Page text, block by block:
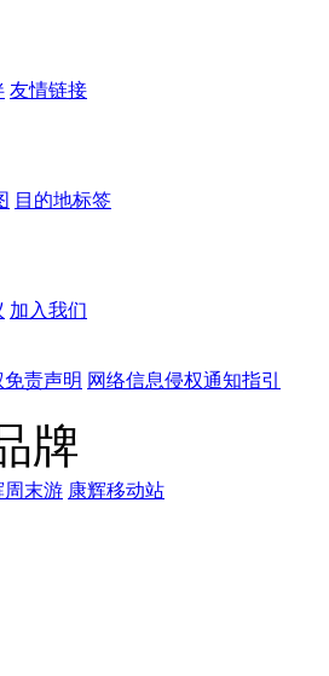
友情链接
目的地标签
加入我们
责声明 网络信息侵权通知指引
牌
周末游 康辉移动站